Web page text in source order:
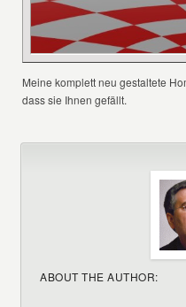
Meine komplett neu gestaltete
dass sie Ihnen gefällt.
ABOUT THE AUTHOR: